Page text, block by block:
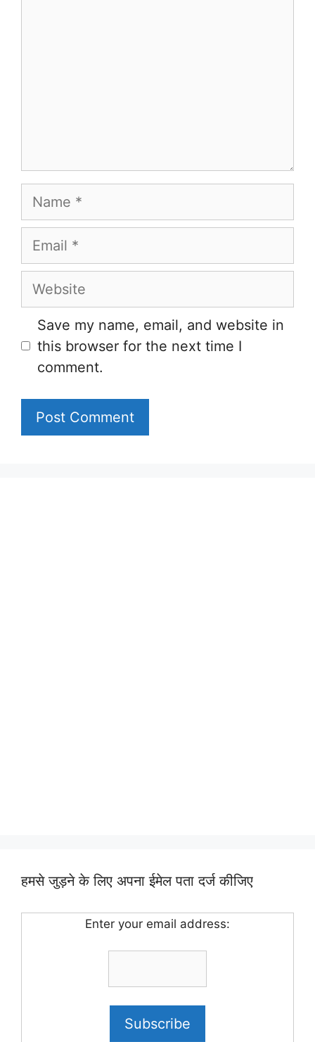
Name
Email
Website
Save my name, email, and website in
this browser for the next time I
comment.
हमसे जुड़ने के लिए अपना ईमेल पता दर्ज कीजिए
Enter your email address: